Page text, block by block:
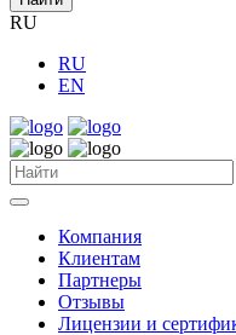
RU
RU
EN
Компания
Клиентам
Партнеры
Отзывы
Лицензии и